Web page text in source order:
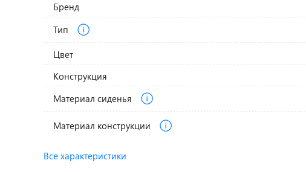
Бренд
Тип
Цвет
Конструкция
Материал сиденья
Материал конструкции
Все характеристики